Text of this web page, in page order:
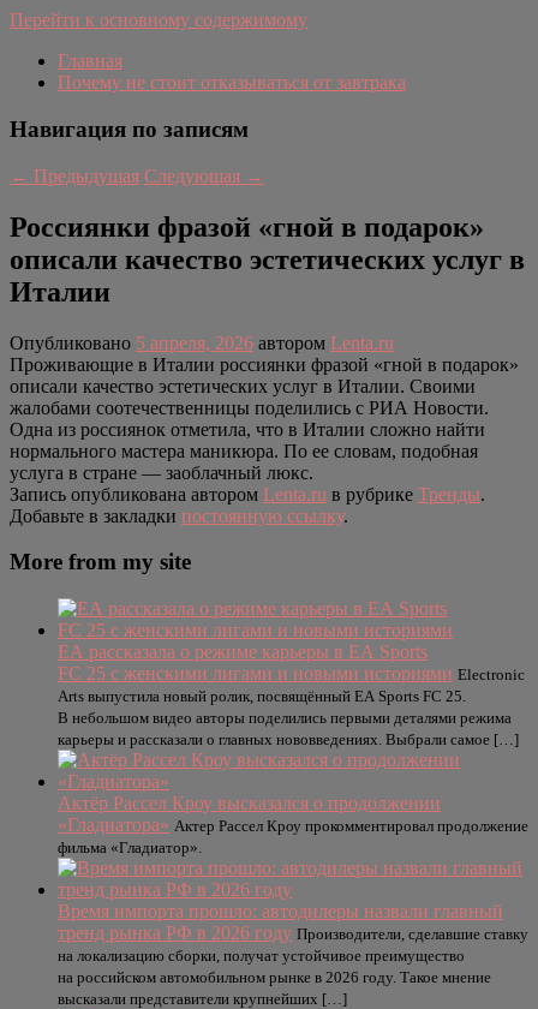
Перейти к основному содержимому
Главная
Почему не стоит отказываться от завтрака
Навигация по записям
← Предыдущая Следующая →
Россиянки фразой «гной в подарок»
описали качество эстетических услуг в
Италии
Опубликовано 5 апреля, 2026 автором Lenta.ru
Проживающие в Италии россиянки фразой «гной в подарок»
описали качество эстетических услуг в Италии. Своими
жалобами соотечественницы поделились с РИА Новости.
Одна из россиянок отметила, что в Италии сложно найти
нормального мастера маникюра. По ее словам, подобная
услуга в стране — заоблачный люкс.
Запись опубликована автором Lenta.ru в рубрике Тренды.
Добавьте в закладки постоянную ссылку.
More from my site
EA рассказала о режиме карьеры в EA Sports
FC 25 с женскими лигами и новыми историями Electronic
Arts выпустила новый ролик, посвящённый EA Sports FC 25.
В небольшом видео авторы поделились первыми деталями режима
карьеры и рассказали о главных нововведениях. Выбрали самое […]
Актёр Рассел Кроу высказался о продолжении
«Гладиатора» Актер Рассел Кроу прокомментировал продолжение
фильма «Гладиатор».
Время импорта прошло: автодилеры назвали главный
тренд рынка РФ в 2026 году Производители, сделавшие ставку
на локализацию сборки, получат устойчивое преимущество
на российском автомобильном рынке в 2026 году. Такое мнение
высказали представители крупнейших […]